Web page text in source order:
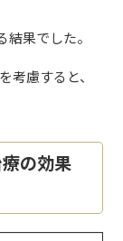
果でした。
考慮すると、
の効果